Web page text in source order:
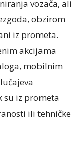
vozača, ali
obzirom
iz prometa.
akcijama
mobilnim
su iz prometa
ili tehničke